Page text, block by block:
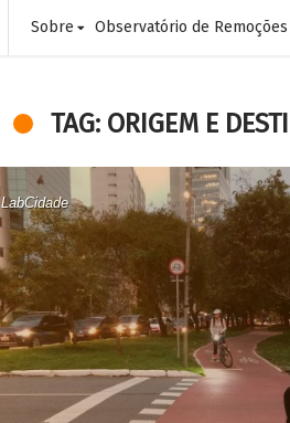
Sobre Observatório de Remoções
TAG: ORIGEM E
LabCidade